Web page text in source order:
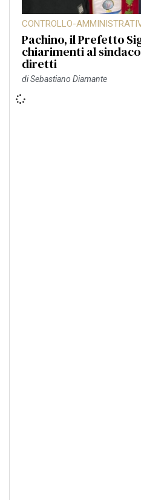
CONTROLLO-
Pachino, il Prefetto
chiarimenti al
diretti
diSebastiano Diamante